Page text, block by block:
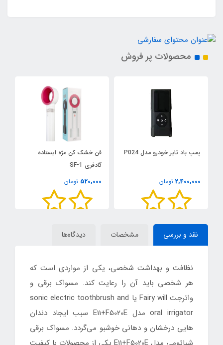
محصولات پر فروش
فن خشک کن مژه ایستاده
520,000 تومان
پاوربانک 50000 میلی آمپر ویکو
مدل Wiccoo WP-50
4,199,000
نقد و بررسی مشخصات دیدگاه‌ها
نظافت و بهداشت شخصی، یکی از مواردی است که
هر شخصی باید آن را رعایت کند. مسواک برقی و
واترجت Fairy will یا sonic electric toothbrush and
oral irrigator مدل E11+F5020E سبب ایجاد دندان‌
هایی درخشان و دهانی خوشبو می‌گردد. مسواک برقی